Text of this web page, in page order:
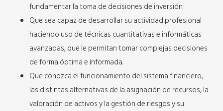
fundamentar la toma de decisiones de inversión.
Que sea capaz de desarrollar su actividad profesional
haciendo uso de técnicas cuantitativas e informáticas
avanzadas, que le permitan tomar complejas decisiones
de forma óptima e informada.
Que conozca el funcionamiento del sistema financiero,
las distintas alternativas de la asignación de recursos, la
valoración de activos y la gestión de riesgos y su